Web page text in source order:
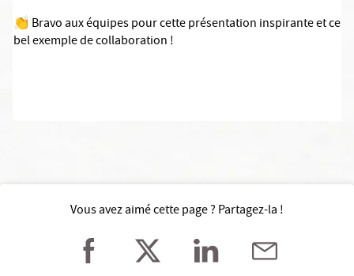
👏 Bravo aux équipes pour cette présentation inspirante et ce
bel exemple de collaboration !
Vous avez aimé cette page ? Partagez-la !